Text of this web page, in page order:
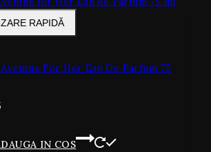
RAPIDĂ
For Her Eau De Parfum 75
IN COS